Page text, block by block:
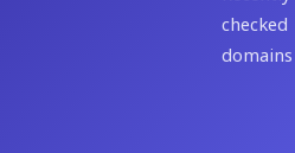
checked
domains